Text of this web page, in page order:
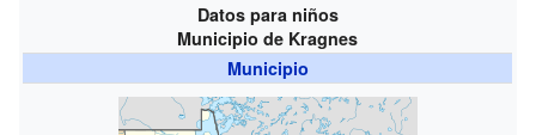
Datos para niños
Municipio de Kragnes
Municipio